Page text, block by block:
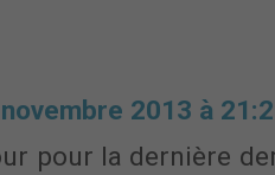
2013 à
pour la dernière